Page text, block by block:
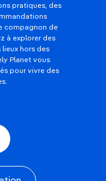
pratiques, des
compagnon de
à explorer des
hors des
Planet vous
pour vivre des